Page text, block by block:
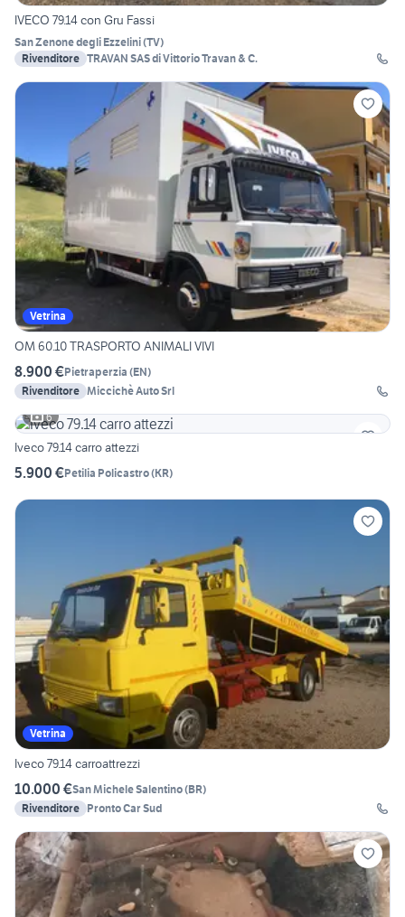
IVECO 79.14 con Gru Fassi
San Zenone degli Ezzelini(TV)
Rivenditore TRAVAN SAS di Vittorio Travan & C.
Vetrina
OM 60.10 TRASPORTO ANIMALI VIVI
8.900 €Pietraperzia (EN)
Rivenditore Miccichè Auto Srl
6
Iveco 79.14 carro attezzi
5.900 €Petilia Policastro(KR)
Vetrina
Iveco 79.14 carroattrezzi
10.000 €San Michele Salentino(BR)
Rivenditore Pronto Car Sud